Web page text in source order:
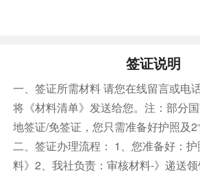
③ 默认房型早餐含餐情况及份
致，可点击“更多房型”来调整。
餐饮
早餐：自理
中餐：自理
晚餐
住宿
签证说明
一、签证所需材料 请您在线留言或电
将《材料清单》发送给您。注：部分
地签证/免签证，您只需准备好护照及2
二、签证办理流程： 1、您准备好：
料》2、我社负责：审核材料-》递送领